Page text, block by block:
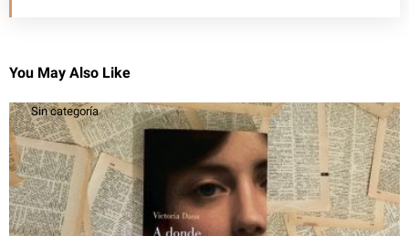
You May Also Like
Sin categoría